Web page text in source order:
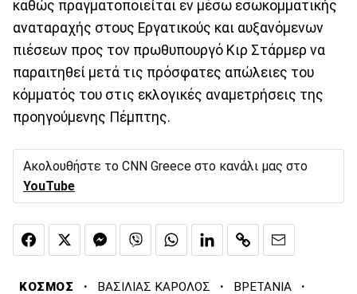
καθώς πραγματοποιείται εν μέσω εσωκομματικής
αναταραχής στους Εργατικούς και αυξανόμενων
πιέσεων προς τον πρωθυπουργό Κιρ Στάρμερ να
παραιτηθεί μετά τις πρόσφατες απώλειες του
κόμματός του στις εκλογικές αναμετρήσεις της
προηγούμενης Πέμπτης.
Ακολουθήστε το CNN Greece στο κανάλι μας στο
YouTube
ΚΟΣΜΟΣ · ΒΑΣΙΛΙΑΣ ΚΑΡΟΛΟΣ · ΒΡΕΤΑΝΙΑ ·